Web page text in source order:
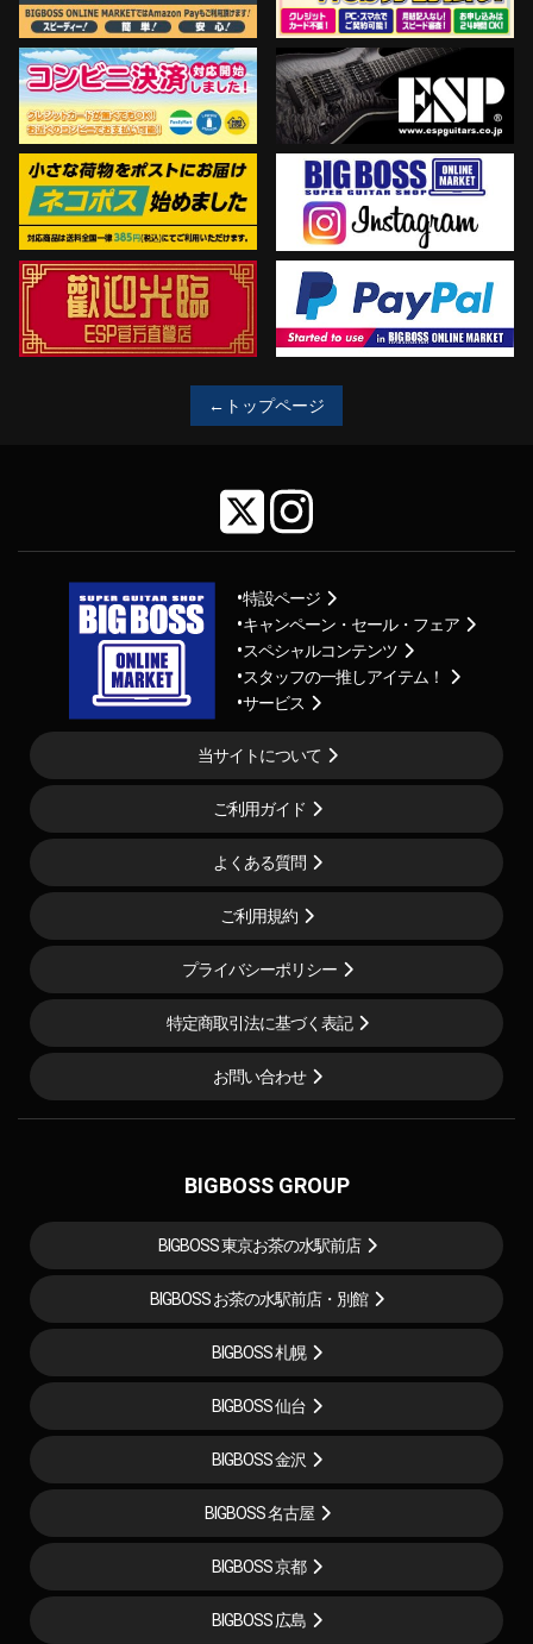
←トップページ
特設ページ
キャンペーン・セール・フェア
スペシャルコンテンツ
スタッフの一推しアイテム！
サービス
当サイトについて
ご利用ガイド
よくある質問
ご利用規約
プライバシーポリシー
特定商取引法に基づく表記
お問い合わせ
BIGBOSS GROUP
BIGBOSS 東京お茶の水駅前店
BIGBOSS お茶の水駅前店・別館
BIGBOSS 札幌
BIGBOSS 仙台
BIGBOSS 金沢
BIGBOSS 名古屋
BIGBOSS 京都
BIGBOSS 広島